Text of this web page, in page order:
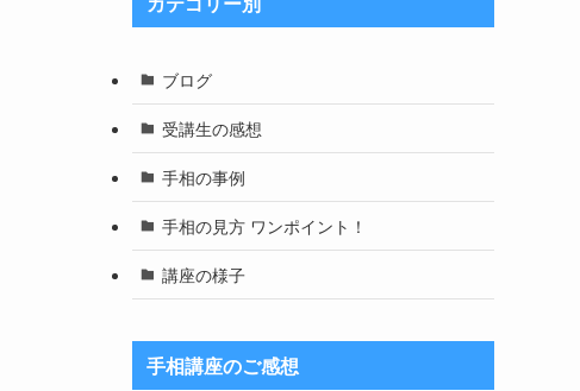
ブログ
受講生の感想
手相の事例
手相の見方 ワンポイント！
講座の様子
手相講座のご感想